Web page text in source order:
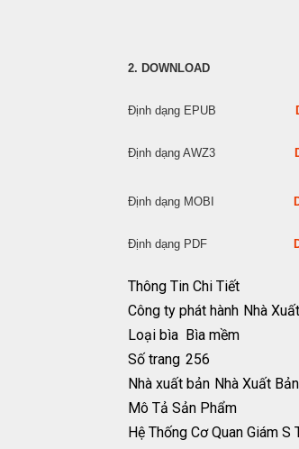
2. DOWNLOAD
Định dạng EPUB
Định dạng AWZ3
Định dạng MOBI
Định dạng PDF
Thông Tin Chi Tiết
Công ty phát hành Nhà
Loại bìa Bìa mềm
Số trang 256
Nhà xuất bản Nhà Xuất
Mô Tả Sản Phẩm
Hệ Thống Cơ Quan Giám